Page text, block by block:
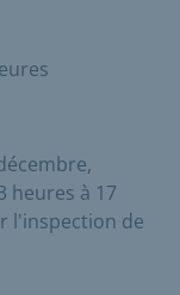
heures à 17
l'inspection de